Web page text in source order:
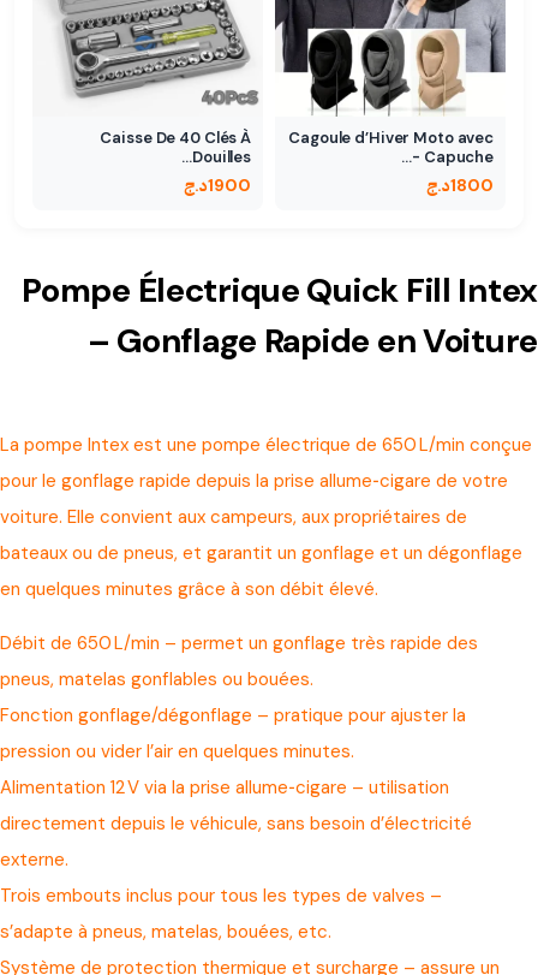
Cagoule d’Hiver Moto avec
Capuche -…
1800د.ج
Caisse De 40 Clés À
Douilles…
1900د.ج
Pompe Électrique Quick Fill Intex
– Gonflage Rapide en Voiture
La pompe Intex est une pompe électrique de 650 L/min conçue
pour le gonflage rapide depuis la prise allume‑cigare de votre
voiture. Elle convient aux campeurs, aux propriétaires de
bateaux ou de pneus, et garantit un gonflage et un dégonflage
en quelques minutes grâce à son débit élevé.
Débit de 650 L/min – permet un gonflage très rapide des
pneus, matelas gonflables ou bouées.
Fonction gonflage/dégonflage – pratique pour ajuster la
pression ou vider l’air en quelques minutes.
Alimentation 12 V via la prise allume‑cigare – utilisation
directement depuis le véhicule, sans besoin d’électricité
externe.
Trois embouts inclus pour tous les types de valves –
s’adapte à pneus, matelas, bouées, etc.
Système de protection thermique et surcharge – assure un